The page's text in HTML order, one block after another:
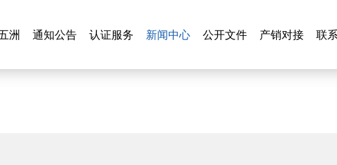
洲 通知公告 认证服务 新闻中心 公开文件 产销对接 联